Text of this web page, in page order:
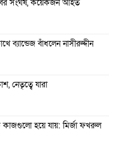
সংঘর্ষ, কয়েকজন আহত
ব্যান্ডেজ বাঁধলেন নাসীরুদ্দীন
নেতৃত্বে যারা
কাজগুলো হয়ে যায়: মির্জা ফখরুল